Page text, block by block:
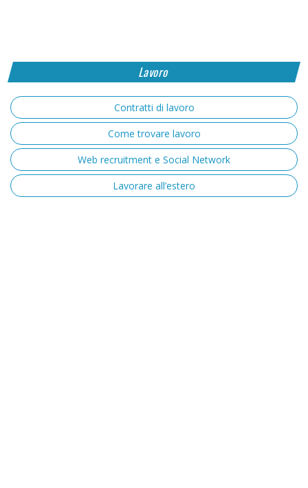
Lavoro
Contratti di lavoro
Come trovare lavoro
Web recruitment e Social Network
Lavorare all’estero